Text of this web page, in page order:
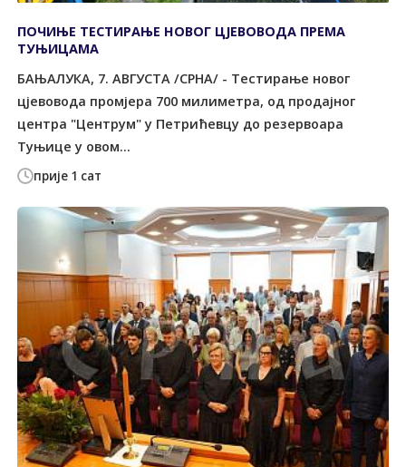
прије 1 сат
ПОЧИЊЕ ТЕСТИРАЊЕ НОВОГ ЦЈЕВОВОДА ПРЕМА
ТУЊИЦАМА
БАЊАЛУКА, 7. АВГУСТА /СРНА/ - Тестирање новог
цјевовода промјера 700 милиметра, од продајног
центра "Центрум" у Петрићевцу до резервоара
Туњице у овом...